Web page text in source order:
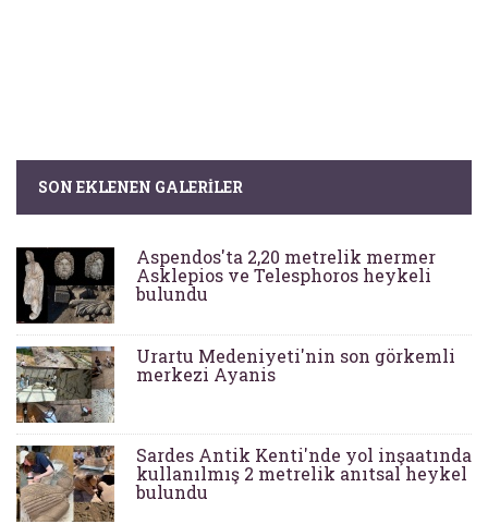
SON EKLENEN GALERILER
Aspendos'ta 2,20 metrelik mermer
Asklepios ve Telesphoros heykeli
bulundu
Urartu Medeniyeti'nin son görkemli
merkezi Ayanis
Sardes Antik Kenti'nde yol inşaatında
kullanılmış 2 metrelik anıtsal heykel
bulundu